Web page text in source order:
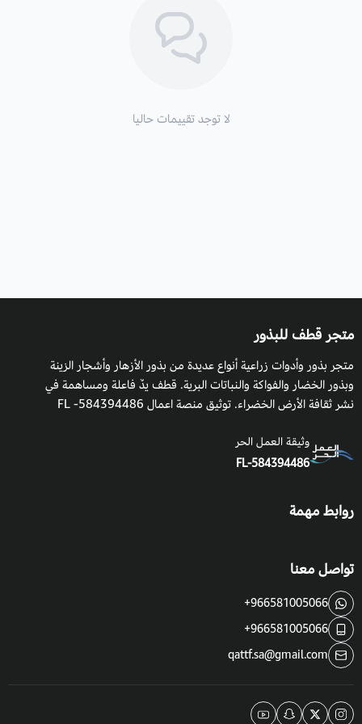
و تحتوي نبتة الاقحوان على زيوت طيارة
(لذلك من المستحسن عدم غليها عند تناولها)
الاكسدة منها الفلافونيدات، والفلافونوييد، والكاروتين وفيتامين B
لا توجد تقييمات حاليا
متجر قطف للبذور
متجر بذور وأدوات زراعية أنواع عديدة من بذور الأزهار وأشجار الزينة
وبذور الخضار والفواكة والنباتات البرية. قطف يدٌ فاعلة ومساهمة في
نشر ثقافة الأرض الخضراء. توثيق منصة اعمال 584394486- FL
وثيقة العمل الحر
FL-584394486
روابط مهمة
تواصل معنا
+966581005066
+966581005066
qattf.sa@gmail.com